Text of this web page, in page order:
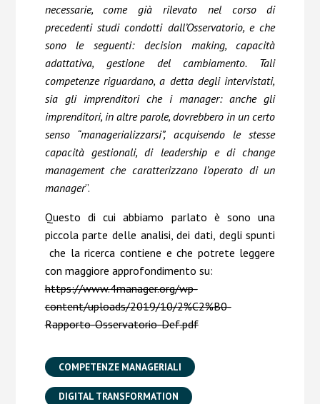
necessarie, come già rilevato nel corso di
precedenti studi condotti dall’Osservatorio, e che
sono le seguenti: decision making, capacità
adattativa, gestione del cambiamento. Tali
competenze riguardano, a detta degli intervistati,
sia gli imprenditori che i manager: anche gli
imprenditori, in altre parole, dovrebbero in un certo
senso “managerializzarsi”, acquisendo le stesse
capacità gestionali, di leadership e di change
management che caratterizzano l’operato di un
manager”.
Questo di cui abbiamo parlato è sono una
piccola parte delle analisi, dei dati, degli spunti
che la ricerca contiene e che potrete leggere
con maggiore approfondimento su:
https://www.4manager.org/wp-
content/uploads/2019/10/2%C2%B0-
Rapporto-Osservatorio-Def.pdf
COMPETENZE MANAGERIALI
DIGITAL TRANSFORMATION